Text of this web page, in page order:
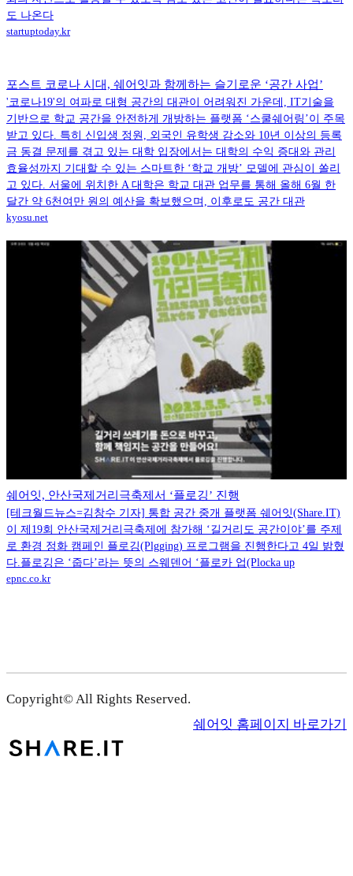
도 나온다
startuptoday.kr
포스트 코로나 시대, 쉐어잇과 함께하는 슬기로운 ‘공간 사업’
'코로나19'의 여파로 대형 공간의 대관이 어려워진 가운데, IT기술을
기반으로 학교 공간을 안전하게 개방하는 플랫폼 ‘스쿨쉐어링’이 주목
받고 있다. 특히 신입생 정원, 외국인 유학생 감소와 10년 이상의 등록
금 동결 문제를 겪고 있는 대학 입장에서는 대학의 수익 증대와 관리
효율성까지 기대할 수 있는 스마트한 ‘학교 개방’ 모델에 관심이 쏠리
고 있다. 서울에 위치한 A 대학은 학교 대관 업무를 통해 올해 6월 한
달간 약 6천여만 원의 예산을 확보했으며, 이후로도 공간 대관
kyosu.net
쉐어잇, 안산국제거리극축제서 ‘플로깅’ 진행
[테크월드뉴스=김창수 기자] 통합 공간 중개 플랫폼 쉐어잇(Share.IT)
이 제19회 안산국제거리극축제에 참가해 ‘길거리도 공간이야’를 주제
로 환경 정화 캠페인 플로깅(Plgging) 프로그램을 진행한다고 4일 밝혔
다.플로깅은 ‘줍다’라는 뜻의 스웨덴어 ‘플로카 업(Plocka up
epnc.co.kr
Copyright© All Rights Reserved.
쉐어잇 홈페이지 바로가기